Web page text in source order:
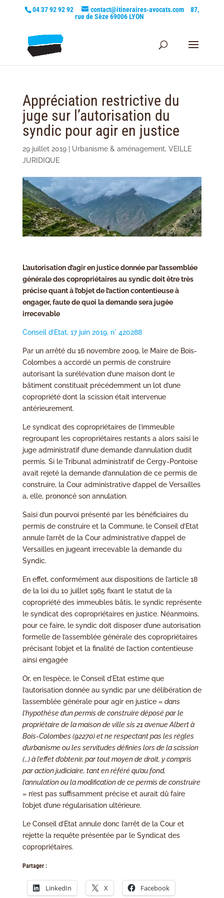
04 37 92 92 92 contact@itineraires-avocats.com
87,
rue de Sèze 69006 LYON
Appréciation restrictive du
juge sur l’autorisation du
syndic pour agir en justice
29 juillet 2019| Urbanisme & aménagement, VEILLE
JURIDIQUE
L’autorisation d’agir en justice donnée par l’assemblée
générale des copropriétaires au syndic doit être très
précise quant à l’objet de l’action contentieuse à
engager, faute de quoi la demande sera jugée
irrecevable
Conseil d’Etat, 17 juin 2019, n° 420288
Par un arrêté du 16 novembre 2009, le Maire de Bois-
Colombes a accordé un permis de construire
autorisant la surélévation d’une maison dont le
bâtiment constituait précédemment un lot d’une
copropriété dont la scission était intervenue
antérieurement.
Le syndicat des copropriétaires de l’immeuble
regroupant les copropriétaires restants a alors saisi le
juge administratif d’une demande d’annulation dudit
permis. Si le Tribunal administratif de Cergy-Pontoise
avait rejeté la demande d’annulation de ce permis de
construire, la Cour administrative d’appel de Versailles
a, elle, prononcé son annulation.
Saisi d’un pourvoi présenté par les bénéficiaires du
permis de construire et la Commune, le Conseil d’Etat
annule l’arrêt de la Cour administrative d’appel de
Versailles en jugeant irrecevable la demande du
Syndic.
En effet, conformément aux dispositions de l’article 18
de la loi du 10 juillet 1965 fixant le statut de la
copropriété des immeubles bâtis, le syndic représente
le syndicat des copropriétaires en justice. Néanmoins,
pour ce faire, le syndic doit disposer d’une autorisation
formelle de l’assemblée générale des copropriétaires
précisant l’objet et la finalité de l’action contentieuse
ainsi engagée
Or, en l’espèce, le Conseil d’Etat estime que
l’autorisation donnée au syndic par une délibération de
l’assemblée générale pour agir en justice « dans
l’hypothèse d’un permis de construire déposé par le
propriétaire de la maison de ville sis 21 avenue Albert à
Bois-Colombes (92270) et ne respectant pas les règles
d’urbanisme ou les servitudes définies lors de la scission
(…) à l’effet d’obtenir, par tout moyen de droit, y compris
par action judiciaire, tant en référé qu’au fond,
l’annulation ou la modification de ce permis de construire
» n’est pas suffisamment précise et aurait dû faire
l’objet d’une régularisation ultérieure.
Le Conseil d’Etat annule donc l’arrêt de la Cour et
rejette la requête présentée par le Syndicat des
copropriétaires.
Partager :
LinkedIn X Facebook